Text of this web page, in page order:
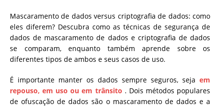
Mascaramento de dados versus criptografia de dados: como
eles diferem? Descubra como as técnicas de segurança de
dados de mascaramento de dados e criptografia de dados
se comparam, enquanto também aprende sobre os
diferentes tipos de ambos e seus casos de uso.
É importante manter os dados sempre seguros, seja em
repouso, em uso ou em trânsito . Dois métodos populares
de ofuscação de dados são o mascaramento de dados e a